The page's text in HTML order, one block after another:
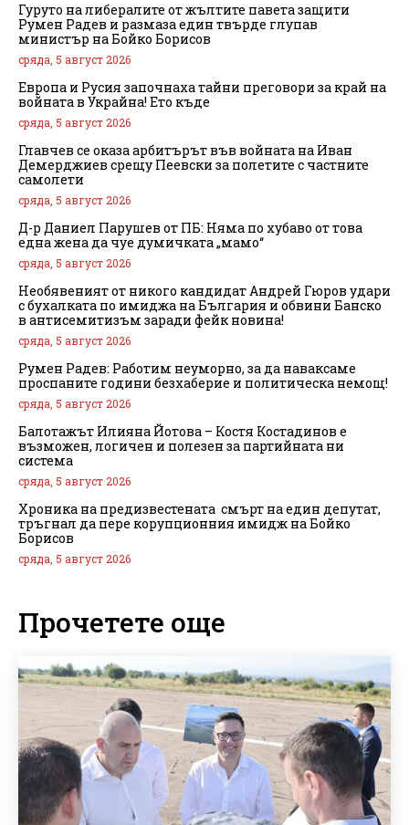
Гуруто на либералите от жълтите павета защити
Румен Радев и размаза един твърде глупав
министър на Бойко Борисов
сряда, 5 август 2026
Европа и Русия започнаха тайни преговори за край на
войната в Украйна! Ето къде
сряда, 5 август 2026
Главчев се оказа арбитърът във войната на Иван
Демерджиев срещу Пеевски за полетите с частните
самолети
сряда, 5 август 2026
Д-р Даниел Парушев от ПБ: Няма по хубаво от това
една жена да чуе думичката „мамо“
сряда, 5 август 2026
Необявеният от никого кандидат Андрей Гюров удари
с бухалката по имиджа на България и обвини Банско
в антисемитизъм заради фейк новина!
сряда, 5 август 2026
Румен Радев: Работим неуморно, за да наваксаме
проспаните години безхаберие и политическа немощ!
сряда, 5 август 2026
Балотажът Илияна Йотова – Костя Костадинов е
възможен, логичен и полезен за партийната ни
система
сряда, 5 август 2026
Хроника на предизвестената смърт на един депутат,
тръгнал да пере корупционния имидж на Бойко
Борисов
сряда, 5 август 2026
Прочетете още